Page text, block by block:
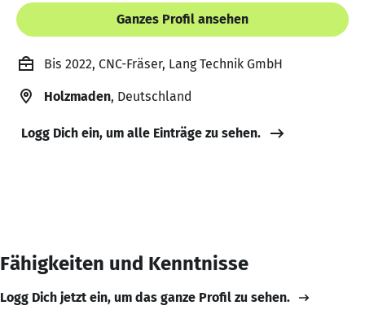
Ganzes Profil ansehen
Bis 2022, CNC-Fräser, Lang Technik GmbH
Holzmaden, Deutschland
Logg Dich ein, um alle Einträge zu sehen.
Fähigkeiten und Kenntnisse
Logg Dich jetzt ein, um das ganze Profil zu sehen.